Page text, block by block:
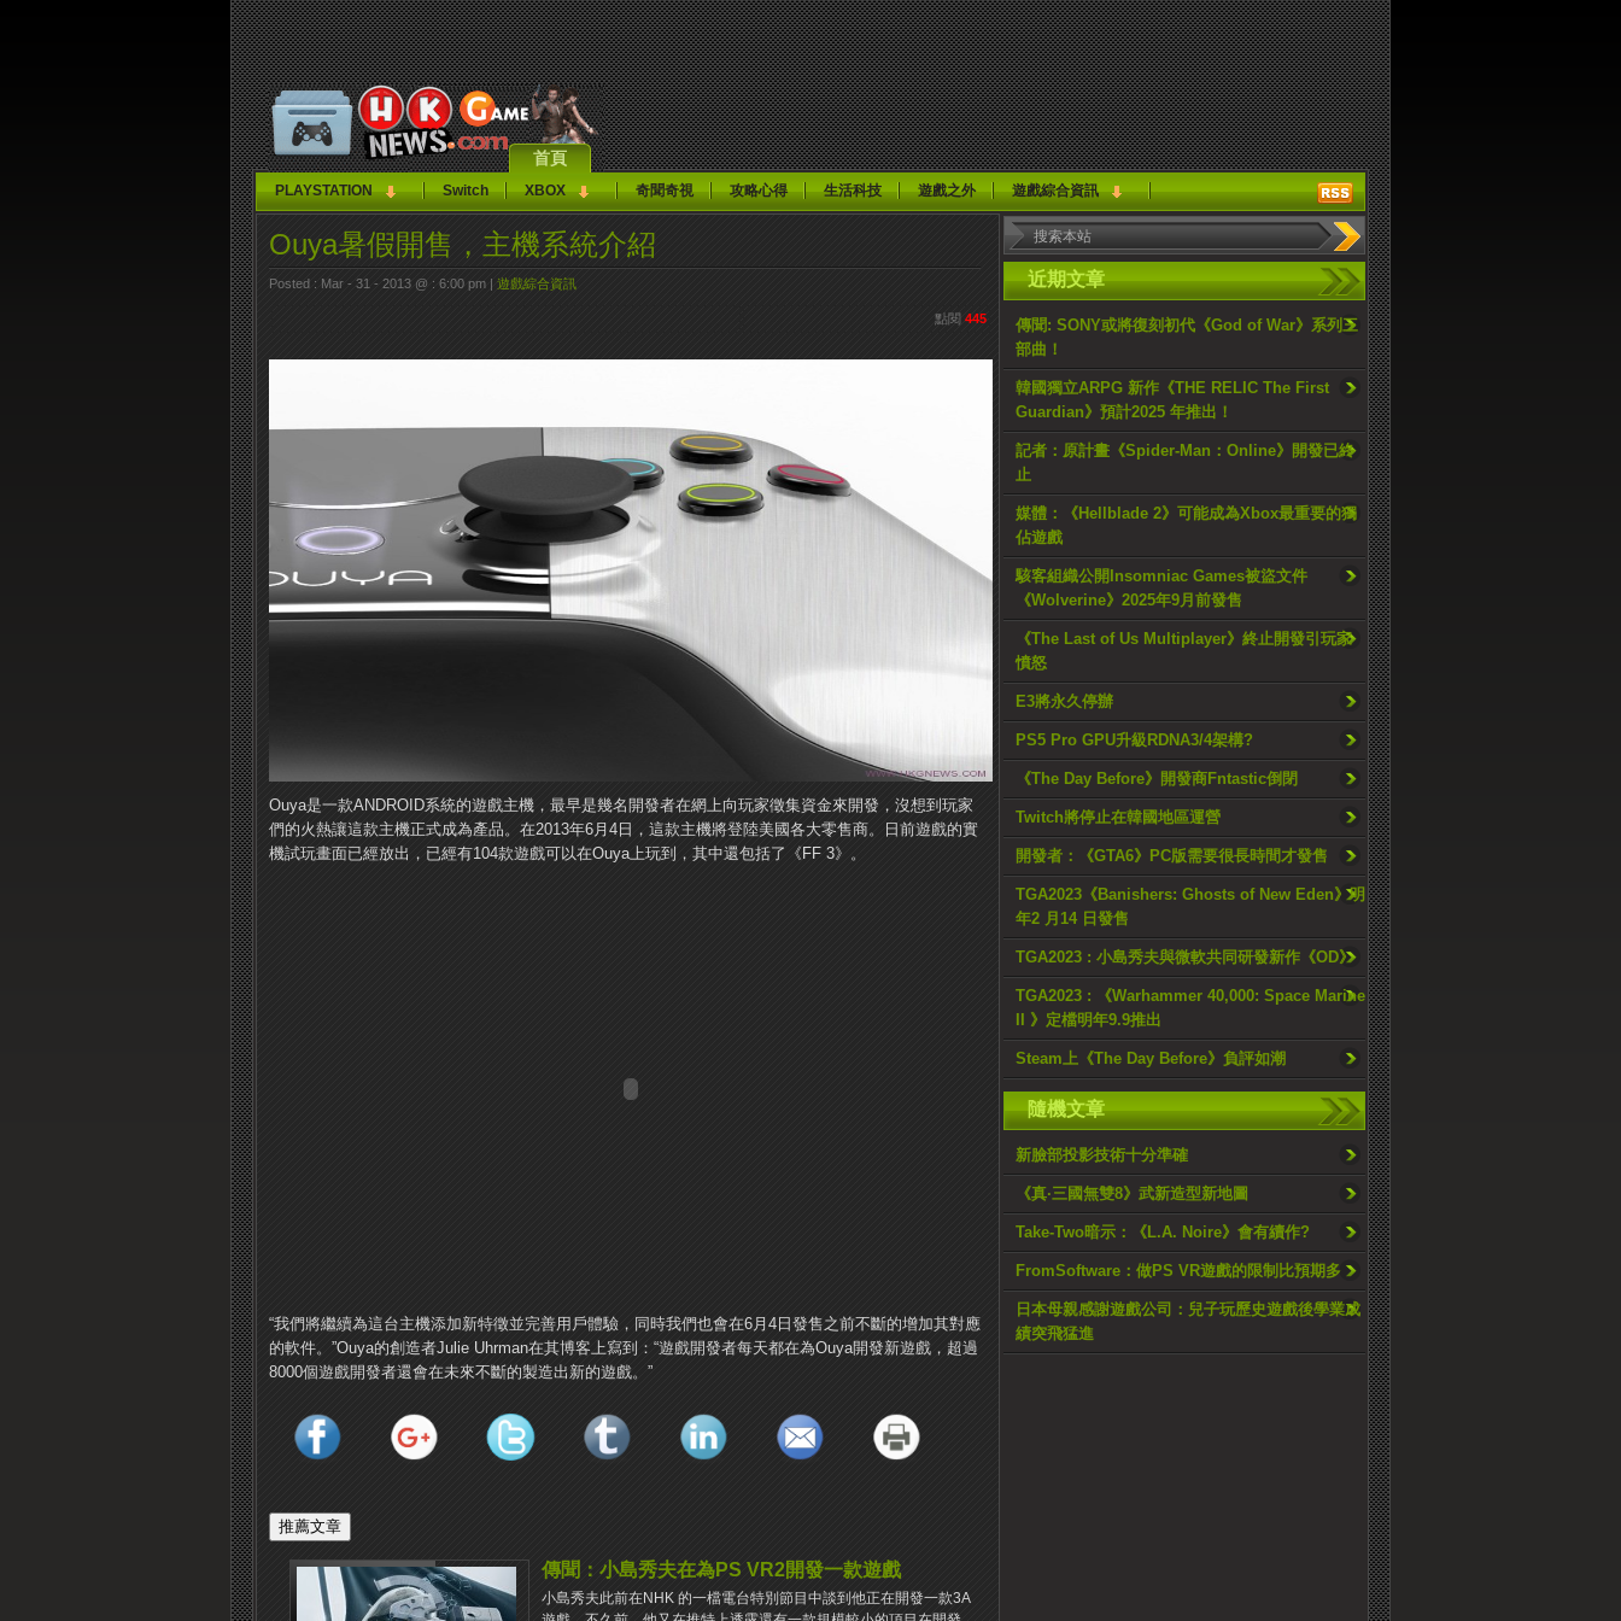
首頁
PLAYSTATION Switch XBOX 奇聞奇視 攻略心得 生活科技 遊戲之外 遊戲綜合資訊
近期文章
傳聞: SONY或將復刻初代《God of War》系列三
部曲！
韓國獨立ARPG 新作《THE RELIC The First
Guardian》預計2025 年推出！
記者：原計畫《Spider-Man：Online》開發已終
止
媒體：《Hellblade 2》可能成為Xbox最重要的獨
佔遊戲
駭客組織公開Insomniac Games被盜文件
《Wolverine》2025年9月前發售
《The Last of Us Multiplayer》終止開發引玩家
憤怒
E3將永久停辦
PS5 Pro GPU升級RDNA3/4架構?
《The Day Before》開發商Fntastic倒閉
Twitch將停止在韓國地區運營
開發者：《GTA6》PC版需要很長時間才發售
TGA2023《Banishers: Ghosts of New Eden》明
年2 月14 日發售
TGA2023 : 小島秀夫與微軟共同研發新作《OD》
TGA2023 : 《Warhammer 40,000: Space Marine
II 》定檔明年9.9推出
Steam上《The Day Before》負評如潮
隨機文章
新臉部投影技術十分準確
《真·三國無雙8》武新造型新地圖
Take-Two暗示：《L.A. Noire》會有續作?
FromSoftware：做PS VR遊戲的限制比預期多
日本母親感謝遊戲公司：兒子玩歷史遊戲後學業成
績突飛猛進
Ouya暑假開售，主機系統介紹
Posted : Mar - 31 - 2013 @ : 6:00 pm | 遊戲綜合資訊
點閱 445
Ouya是一款ANDROID系統的遊戲主機，最早是幾名開發者在網上向玩家徵集資金來開發，沒想到玩家
們的火熱讓這款主機正式成為產品。在2013年6月4日，這款主機將登陸美國各大零售商。日前遊戲的實
機試玩畫面已經放出，已經有104款遊戲可以在Ouya上玩到，其中還包括了《FF 3》。
“我們將繼續為這台主機添加新特徵並完善用戶體驗，同時我們也會在6月4日發售之前不斷的增加其對應
的軟件。”Ouya的創造者Julie Uhrman在其博客上寫到：“遊戲開發者每天都在為Ouya開發新遊戲，超過
8000個遊戲開發者還會在未來不斷的製造出新的遊戲。”
傳聞：小島秀夫在為PS VR2開發一款遊戲
小島秀夫此前在NHK 的一檔電台特別節目中談到他正在開發一款3A